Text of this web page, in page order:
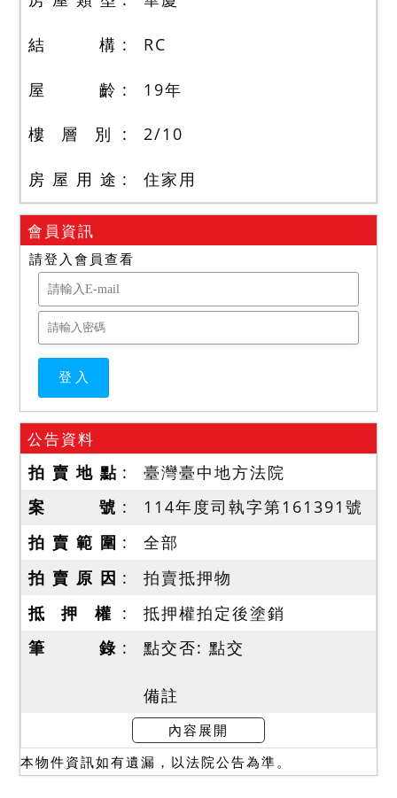
結 構 RC
屋 齡 19年
樓 層 別 2/10
房 屋 用 途 住家用
會員資訊
請登入會員查看
公告資料
拍 賣 地 點
臺灣臺中地方法院
案 號
114年度司執字第161391號
拍 賣 範 圍
全部
拍 賣 原 因
拍賣抵押物
抵 押 權
抵押權拍定後塗銷
筆 錄
點交否: 點交
備註
一、上開不動產2宗合併拍
賣，請投標人分別出價。
二、拍賣最低價額合計新台
內容展開
本物件資訊如有遺漏，以法院公告為準。